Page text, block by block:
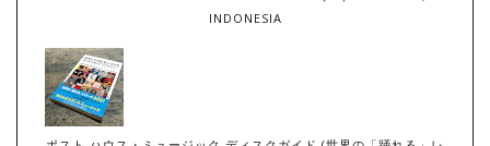
INDONESIA